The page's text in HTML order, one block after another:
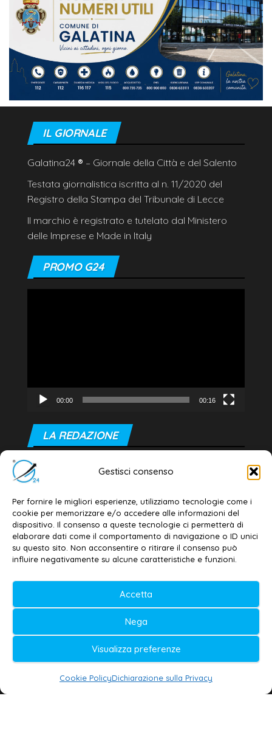
Gestisci consenso
Per fornire le migliori esperienze, utilizziamo tecnologie come i
cookie per memorizzare e/o accedere alle informazioni del
dispositivo. Il consenso a queste tecnologie ci permetterà di
elaborare dati come il comportamento di navigazione o ID unici
su questo sito. Non acconsentire o ritirare il consenso può
influire negativamente su alcune caratteristiche e funzioni.
Accetta
Nega
Visualizza preferenze
Cookie PolicyDichiarazione sulla Privacy
IL GIORNALE
Galatina24 ® – Giornale della Città e del Salento
Testata giornalistica iscritta al n. 11/2020 del
Registro della Stampa del Tribunale di Lecce
Il marchio è registrato e tutelato dal Ministero
delle Imprese e Made in Italy
PROMO G24
00:00 00:16
LA REDAZIONE
Editore e direttore responsabile:
Dott. Daniele G. Masciullo
Email: redazione@galatina24.it
Contatti –Disclaimer
Privacy policy –Cookie policy
Testata iscritta al n. 11/2020 Registro della
Stampa Tribunale di Lecce
Editore e direttore responsabile:
Daniele G. Masciullo